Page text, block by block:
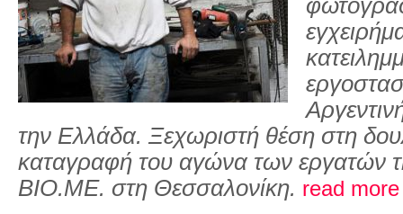
την Ελλάδα. Ξεχωριστή θέση στη
καταγραφή του αγώνα των εργατών
ΒΙΟ.ΜΕ. στη Θεσσαλονίκη. read